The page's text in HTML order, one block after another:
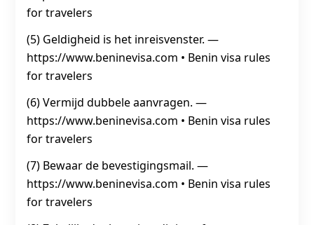
for travelers
(5) Geldigheid is het inreisvenster. —
https://www.beninevisa.com • Benin visa rules
for travelers
(6) Vermijd dubbele aanvragen. —
https://www.beninevisa.com • Benin visa rules
for travelers
(7) Bewaar de bevestigingsmail. —
https://www.beninevisa.com • Benin visa rules
for travelers